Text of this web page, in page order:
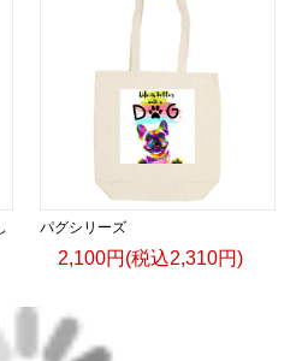
パグシリーズ
2,100円(税込2,310円)